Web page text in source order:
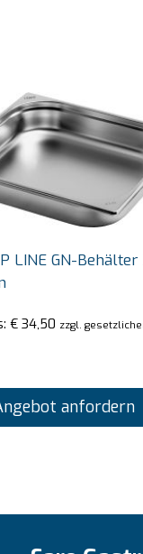
LINE GN-Behälter
€34,50 zzgl.
anfordern